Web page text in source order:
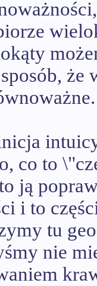
że
co to
ją
i to
tu
nie